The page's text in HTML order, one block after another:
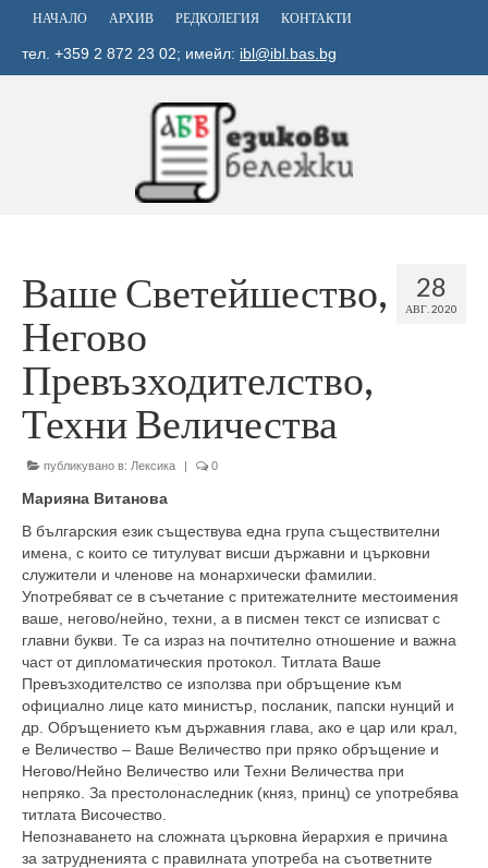
НАЧАЛО АРХИВ РЕДКОЛЕГИЯ КОНТАКТИ
тел. +359 2 872 23 02; имейл: ibl@ibl.bas.bg
28
АВГ. 2020
Ваше Светейшество,
Негово
Превъзходителство,
Техни Величества
публикувано в: Лексика | 0
Марияна Витанова
В българския език съществува една група съществителни
имена, с които се титулуват висши държавни и църковни
служители и членове на монархически фамилии.
Употребяват се в съчетание с притежателните местоимения
ваше, негово/нейно, техни, а в писмен текст се изписват с
главни букви. Те са израз на почтително отношение и важна
част от дипломатическия протокол. Титлата Ваше
Превъзходителство се използва при обръщение към
официално лице като министър, посланик, папски нунций и
др. Обръщението към държавния глава, ако е цар или крал,
е Величество – Ваше Величество при пряко обръщение и
Негово/Нейно Величество или Техни Величества при
непряко. За престолонаследник (княз, принц) се употребява
титлата Височество.
Непознаването на сложната църковна йерархия е причина
за затрудненията с правилната употреба на съответните